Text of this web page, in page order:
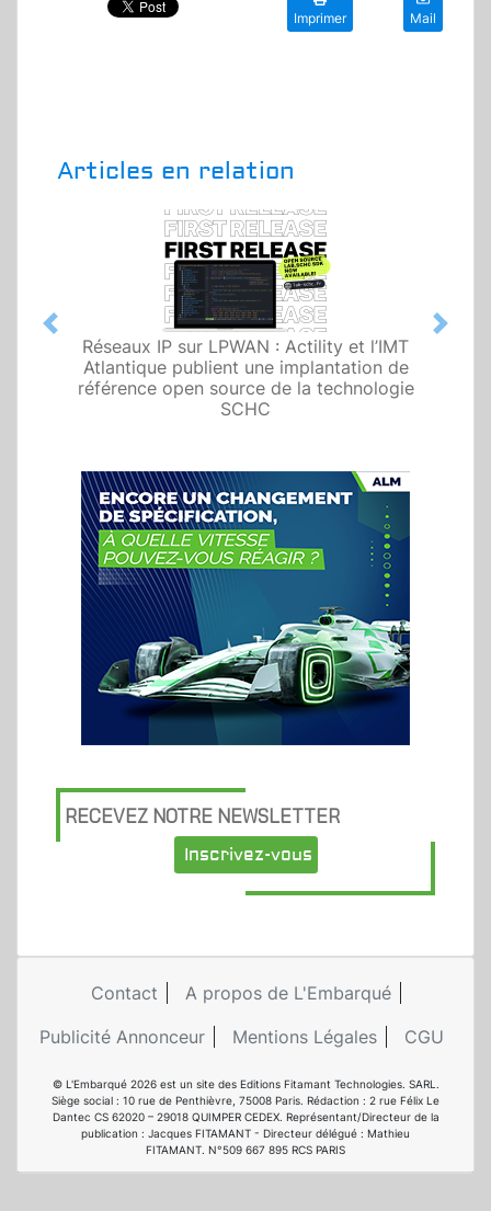
Imprimer Mail
Articles en relation
Réseaux IP sur LPWAN : Actility et l’IMT
Atlantique publient une implantation de
référence open source de la technologie
SCHC
Previous Next
RECEVEZ NOTRE NEWSLETTER
Inscrivez-vous
Contact
A propos de L'Embarqué
Publicité Annonceur
Mentions Légales CGU
© L'Embarqué 2026 est un site des Editions Fitamant Technologies. SARL.
Siège social : 10 rue de Penthièvre, 75008 Paris. Rédaction : 2 rue Félix Le
Dantec CS 62020 – 29018 QUIMPER CEDEX. Représentant/Directeur de la
publication : Jacques FITAMANT - Directeur délégué : Mathieu
FITAMANT. N°509 667 895 RCS PARIS